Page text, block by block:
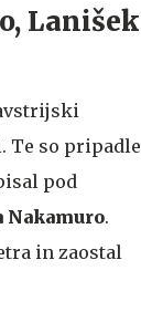
Lanišek
Te so pripadle
pod
Nakamuro.
in zaostal